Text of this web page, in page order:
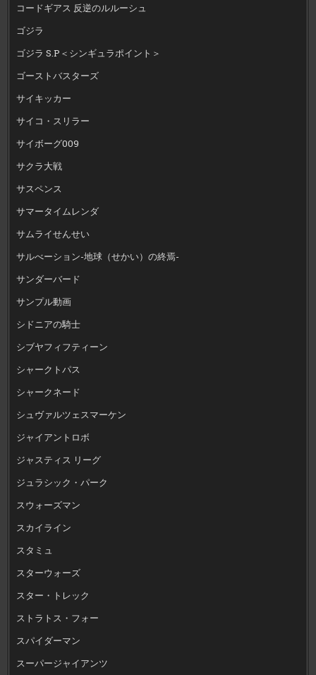
コードギアス 反逆のルルーシュ
ゴジラ
ゴジラ S.P＜シンギュラポイント＞
ゴーストバスターズ
サイキッカー
サイコ・スリラー
サイボーグ009
サクラ大戦
サスペンス
サマータイムレンダ
サムライせんせい
サルべーション-地球（せかい）の終焉-
サンダーバード
サンプル動画
シドニアの騎士
シブヤフィフティーン
シャークトパス
シャークネード
シュヴァルツェスマーケン
ジャイアントロボ
ジャスティス リーグ
ジュラシック・パーク
スウォーズマン
スカイライン
スタミュ
スターウォーズ
スター・トレック
ストラトス・フォー
スパイダーマン
スーパージャイアンツ